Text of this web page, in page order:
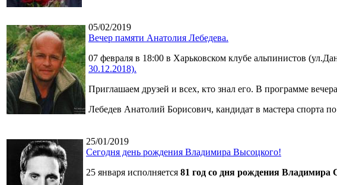
05/02/2019
Вечер памяти Анатолия Лебедева.
07 февраля в 18:00 в Харьковском клубе альпинистов
30.12.2018).
Приглашаем друзей и всех, кто знал его. В программе
Лебедев Анатолий Борисович, кандидат в мастера спорта
25/01/2019
Сегодня день рождения Владимира Высоцкого!
25 января исполняется 81 год со дня рождения Владимира